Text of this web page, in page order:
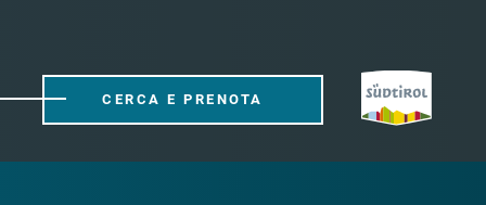
CERCA E PRENOTA